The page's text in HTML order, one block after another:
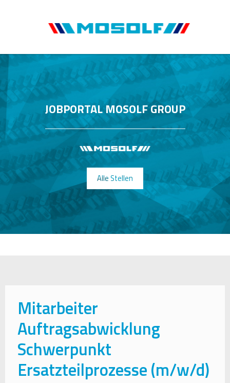
JOBPORTAL MOSOLF GROUP
Alle Stellen
Mitarbeiter
Auftragsabwicklung
Schwerpunkt
Ersatzteilprozesse (m/w/d)